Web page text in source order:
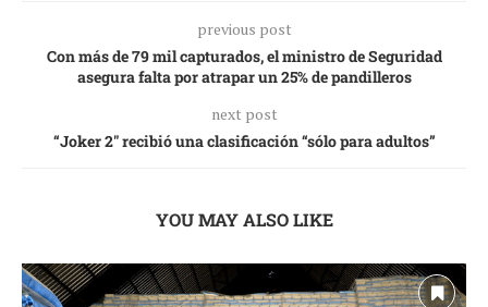
previous post
Con más de 79 mil capturados, el ministro de Seguridad
asegura falta por atrapar un 25% de pandilleros
next post
“Joker 2″ recibió una clasificación “sólo para adultos”
YOU MAY ALSO LIKE